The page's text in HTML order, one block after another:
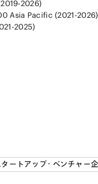
2026)
Asia Pacific (2021-2026)
2025)
タートアップ・ベンチャー